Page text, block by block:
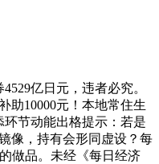
亿日元，违者必究。
助10000元！本地常住生
节动能出格提示：若是
像，持有会形同虚设？每
做品。未经《每日经济